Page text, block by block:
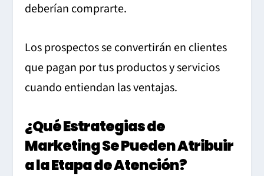
deberían comprarte.
Los prospectos se convertirán en clientes
que pagan por tus productos y servicios
cuando entiendan las ventajas.
¿Qué Estrategias de
Marketing Se Pueden Atribuir
a la Etapa de Atención?